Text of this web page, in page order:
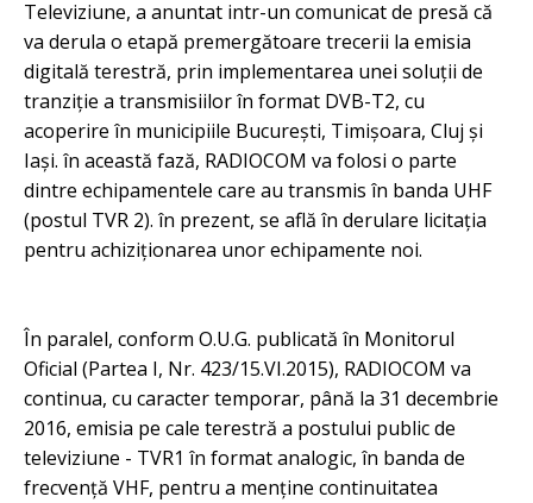
Televiziune, a anuntat intr-un comunicat de presă că
va derula o etapă premergătoare trecerii la emisia
digitală terestră, prin implementarea unei soluţii de
tranziţie a transmisiilor în format DVB-T2, cu
acoperire în municipiile Bucureşti, Timişoara, Cluj şi
Iaşi. în această fază, RADIOCOM va folosi o parte
dintre echipamentele care au transmis în banda UHF
(postul TVR 2). în prezent, se află în derulare licitaţia
pentru achiziţionarea unor echipamente noi.
În paralel, conform O.U.G. publicată în Monitorul
Oficial (Partea I, Nr. 423/15.VI.2015), RADIOCOM va
continua, cu caracter temporar, până la 31 decembrie
2016, emisia pe cale terestră a postului public de
televiziune - TVR1 în format analogic, în banda de
frecvenţă VHF, pentru a menţine continuitatea